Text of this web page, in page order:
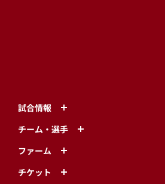
試合情報
チーム・選手
ファーム
チケット